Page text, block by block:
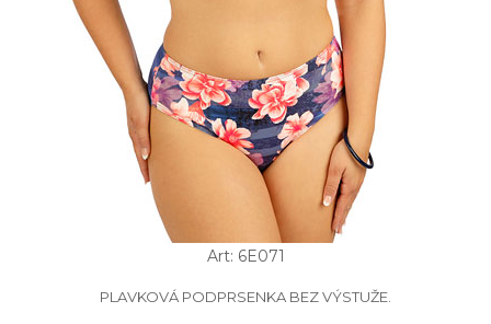
Art: 6E071
PLAVKOVÁ PODPRSENKA BEZ VÝSTUŽE.